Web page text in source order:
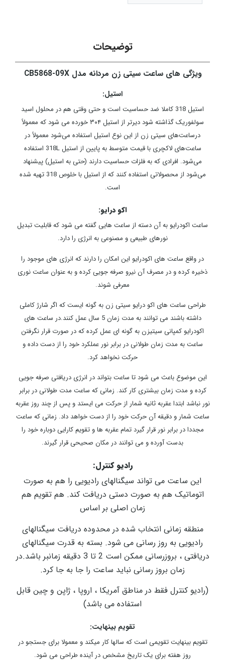
توضیحات
ویژگی های ساعت سیتی زن مردانه مدل CB5868-09X
استیل:
استیل 318 کاملا ضد حساسیت است و حتی وقتی هم در محلول اسید
سولفوریک گذاشته شود دیرتر از استیل ۳۰۴ خورده می شود که معمولاً
درساعت‌های سیتی زن از این نوع استیل استفاده می‌شود معمولاً در
ساعت‌های لاکچری با قیمت متوسط به پایین از استیل 318L استفاده
می‌شود. افرادی که به فلزات حساسیت دارند (حتی به استیل) پیشنهاد
می‌شود از محصولاتی استفاده کنند که از استیل با خلوص 318 تهیه شده
است.
اکو درایو:
ساعت اکودرایو به آن دسته از ساعت هایی گفته می شود که قابلیت تبدیل
نورهای طبیعی و مصنوعی به انرژی را دارد.
در واقع ساعت های اکودرایو این امکان را دارند که انرژی های موجود را
ذخیره کرده و در مصرف آن نیرو صرفه جویی کرده و به عنوان ساعت نوری
معرفی شوند.
طراحی ساعت های اکو درایو سیتی زن به گونه ایست که اگر شارژ کاملی
داشته باشند می توانند به مدت زمان 5 سال عمل کنند.در ساعت های
اکودرایو کمپانی سیتیزن به گونه ای عمل کرده که در صورت قرار نگرفتن
ساعت به مدت زمان طولانی در برابر نور عملکرد خود را از دست داده و
حرکت نخواهد کرد.
این موضوع باعث می شود تا ساعت بتواند در انرژی دریافتی صرفه جویی
کرده و مدت زمان بیشتری کار کند. زمانی که ساعت مدت طولانی در برابر
نور نباشد ابتدا عقربه ثانیه شمار از حرکت می ایستد و پس از چند روز عقربه
ساعت شمار و دقیقه آن حرکت خود را از دست خواهد داد. زمانی که ساعت
مجددا در برابر نور قرار گیرد تمام عقربه ها و تقویم کارایی دوباره خود را
بدست آورده و می توانند در مکان صحیحی قرار گیرند.
رادیو کنترل:
این ساعت می تواند سیگنالهای رادیویی را هم به صورت
اتوماتیک هم به صورت دستی دریافت کند. هم تقویم هم
زمان اصلی بر اساس
منطقه زمانی انتخاب شده در محدوده دریافت سیگنالهای
رادیویی به روز رسانی می شود. بسته به قدرت سیگنالهای
دریافتی ، بروزرسانی ممکن است 2
تا 3 دقیقه زمانبر باشد.در
زمان بروز رسانی نباید ساعت را جا به جا کرد.
(رادیو کنترل فقط در مناطق آمریکا ، اروپا ، ژاپن و چین قابل
استفاده می باشد)
تقویم بینهایت:
تقویم بینهایت تقویمی است که سالها کار میکند و معمولا برای جستجو در
روز هفته برای یک تاریخ مشخص در آینده طراحی می شود.